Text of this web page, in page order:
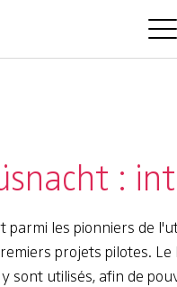
:
parmi les pionniers de
projets pilotes.
sont utilisés, afin de